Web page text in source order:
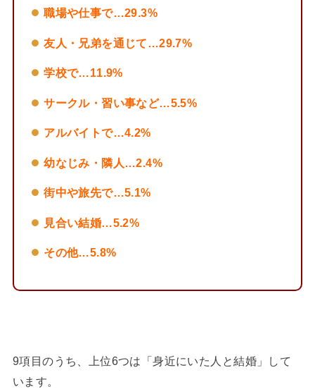
職場や仕事で…29.3%
友人・兄弟を通じて…29.7%
学校で…11.9%
サークル・習い事など…5.5%
アルバイトで…4.2%
幼なじみ・隣人…2.4%
街中や旅先で…5.1%
見合い結婚…5.2%
その他…5.8%
9項目のうち、上位6つは「身近にいた人と結婚」して
います。